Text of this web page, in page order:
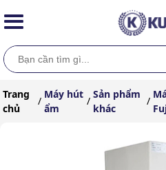
Trang
chủ
/
Máy hút
ẩm
/
Sản phẩm
khác
/